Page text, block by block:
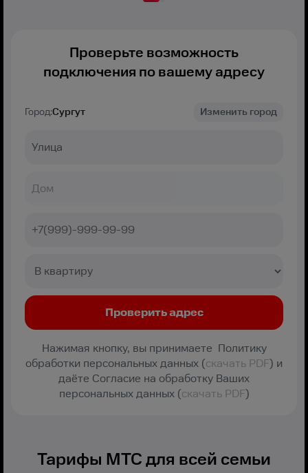
Проверьте возможность
подключения по вашему адресу
Город:Сургут Изменить город
Нажимая кнопку, вы принимаете Политику
обработки персональных данных (скачать PDF) и
даёте Согласие на обработку Ваших
персональных данных (скачать PDF)
Тарифы МТС для всей семьи